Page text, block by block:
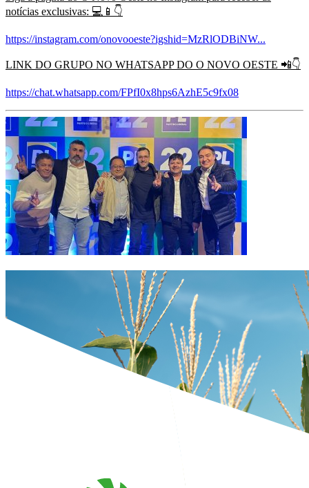
notícias exclusivas: 💻📱👇
https://instagram.com/onovooeste?igshid=MzRlODBiNW...
LINK DO GRUPO NO WHATSAPP DO O NOVO OESTE 📲👇
https://chat.whatsapp.com/FPfI0x8hps6AzhE5c9fx08